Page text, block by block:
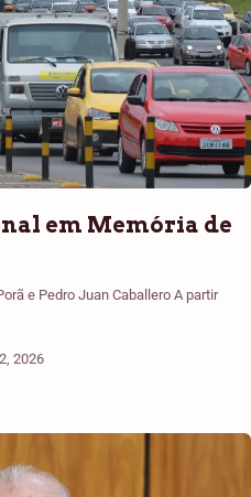
em Memória de
e Pedro Juan Caballero A partir
2026